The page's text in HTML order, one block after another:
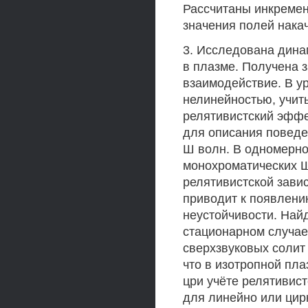
Рассчитаны
значения полей
3. Исследована
в плазме. Получена
взаимодействие. В
нелинейностью,
релятивистский
для описания
Ш волн. В
монохроматических
релятивистской
приводит к
неустойчивости.
стационарном
сверхзвуковых
что в изотропной
цри учёте
для линейно или